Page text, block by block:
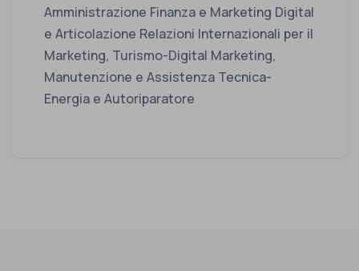
Amministrazione Finanza e Marketing Digital
e Articolazione Relazioni Internazionali per il
Marketing, Turismo-Digital Marketing,
Manutenzione e Assistenza Tecnica-
Energia e Autoriparatore